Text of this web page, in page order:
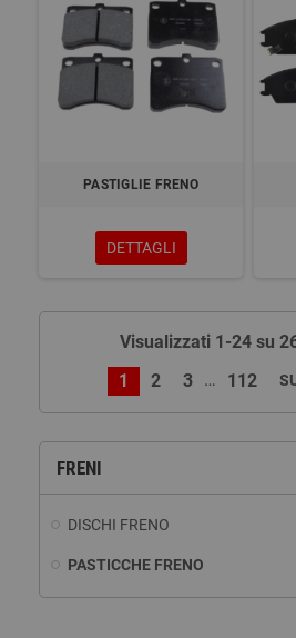
FRENI
DISCHI FRENO
PASTICCHE FRENO
PASTIGLIE FRENO
DETTAGLI
Visualizzati 1-24 su
1
2 3 … 112